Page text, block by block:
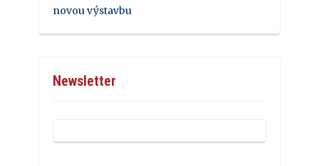
novou výstavbu
Newsletter